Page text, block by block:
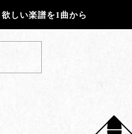
しい楽譜を1曲から